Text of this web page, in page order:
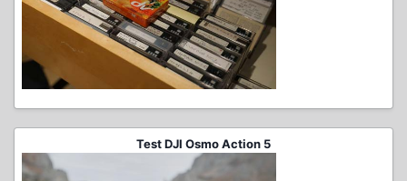
Test DJI Osmo Action 5